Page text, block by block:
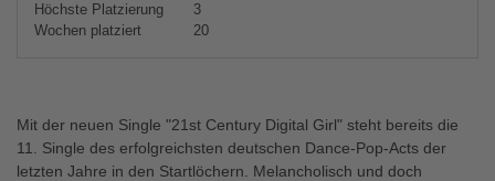
Höchste Platzierung
3
Wochen platziert
20
Mit der neuen Single "21st Century Digital Girl" steht bereits die
11. Single des erfolgreichsten deutschen Dance-Pop-Acts der
letzten Jahre in den Startlöchern. Melancholisch und doch